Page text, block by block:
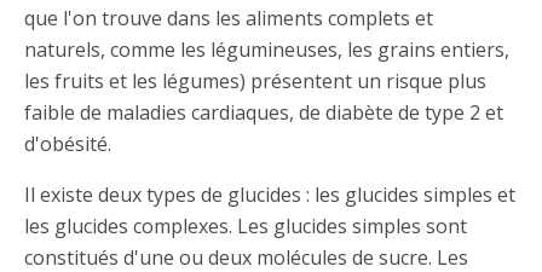
que l'on trouve dans les aliments complets et
naturels, comme les légumineuses, les grains entiers,
les fruits et les légumes) présentent un risque plus
faible de maladies cardiaques, de diabète de type 2 et
d'obésité.
Il existe deux types de glucides : les glucides simples et
les glucides complexes. Les glucides simples sont
constitués d'une ou deux molécules de sucre. Les